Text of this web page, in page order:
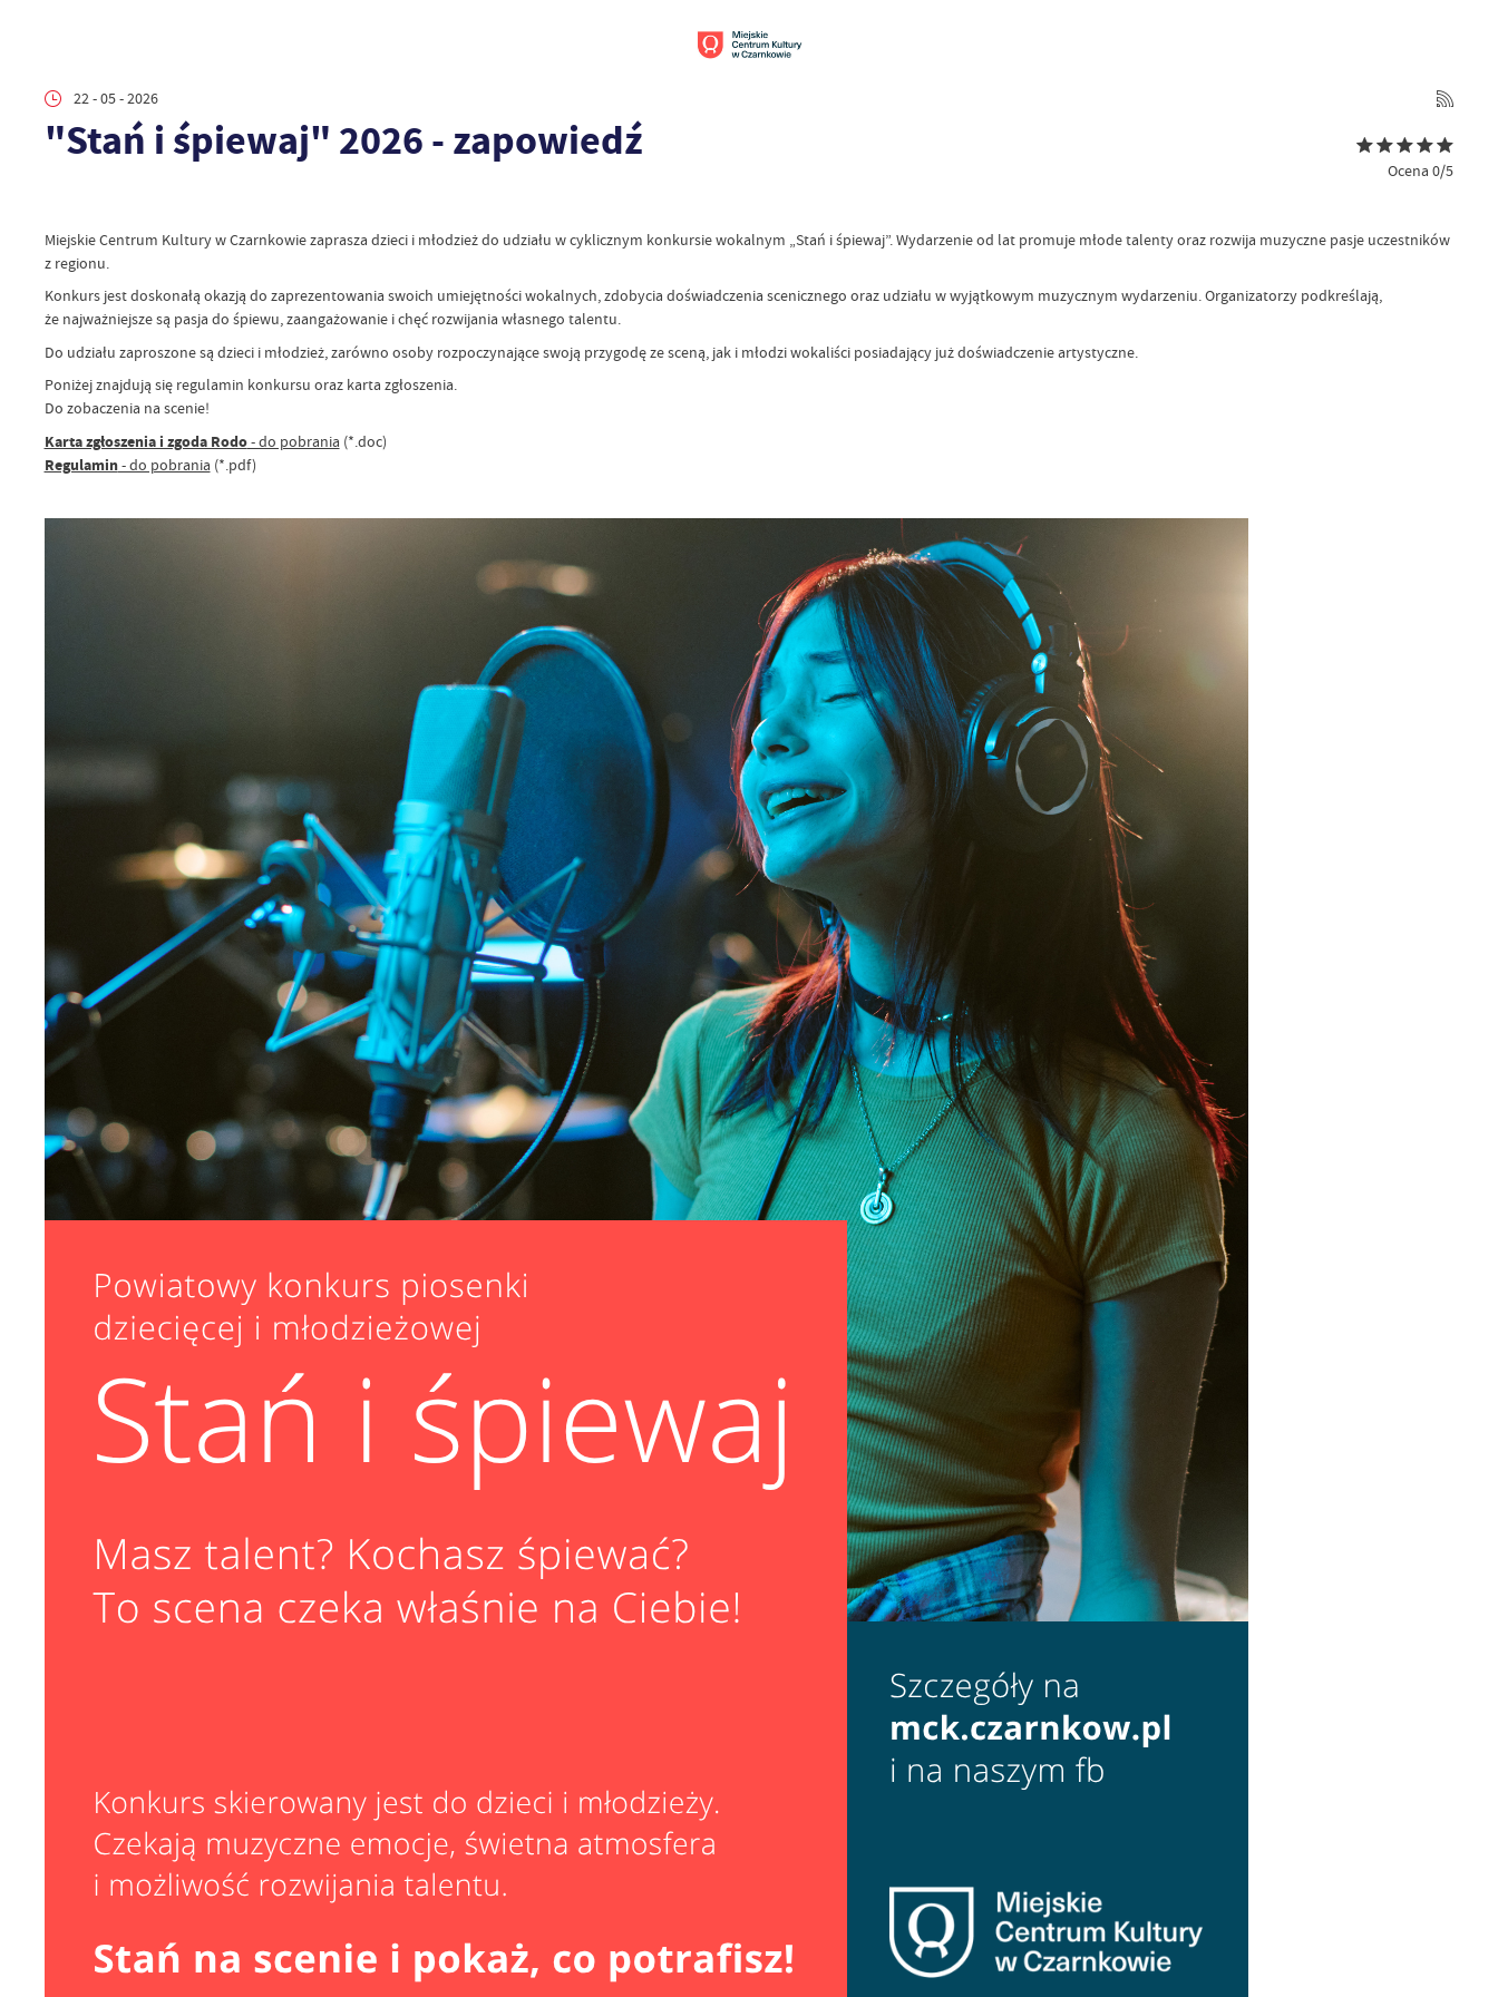
22 - 05 - 2026
"Stań i śpiewaj" 2026 - zapowiedź
Ocena 0/5
Miejskie Centrum Kultury w Czarnkowie zaprasza dzieci i młodzież do udziału w cyklicznym konkursie wokalnym „Stań i śpiewaj”. Wydarzenie od lat promuje młode talenty oraz rozwija muzyczne pasje uczestników
z regionu.
Konkurs jest doskonałą okazją do zaprezentowania swoich umiejętności wokalnych, zdobycia doświadczenia scenicznego oraz udziału w wyjątkowym muzycznym wydarzeniu. Organizatorzy podkreślają,
że najważniejsze są pasja do śpiewu, zaangażowanie i chęć rozwijania własnego talentu.
Do udziału zaproszone są dzieci i młodzież, zarówno osoby rozpoczynające swoją przygodę ze sceną, jak i młodzi wokaliści posiadający już doświadczenie artystyczne.
Poniżej znajdują się regulamin konkursu oraz karta zgłoszenia.
Do zobaczenia na scenie!
Karta zgłoszenia i zgoda Rodo- do pobrania (*.doc)
Regulamin- do pobrania (*.pdf)